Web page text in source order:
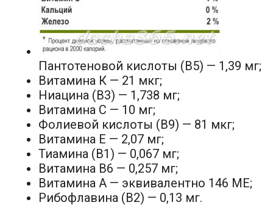
Пантотеновой кислоты (В5) — 1,39 мг;
Витамина К — 21 мкг;
Ниацина (B3) — 1,738 мг;
Витамина С — 10 мг;
Фолиевой кислоты (В9) — 81 мкг;
Витамина Е — 2,07 мг;
Тиамина (B1) — 0,067 мг;
Витамина B6 — 0,257 мг;
Витамина А — эквивалентно 146 МЕ;
Рибофлавина (В2) — 0,13 мг.